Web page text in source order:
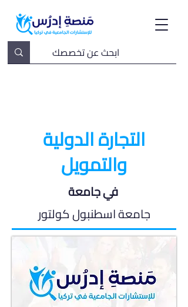
التجارة الدولية
والتمويل
في جامعة
جامعة اسطنبول كولتور